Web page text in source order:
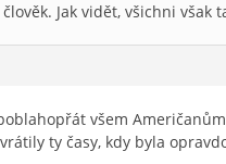
Jak vidět, všichni však
všem
ty časy, kdy byla